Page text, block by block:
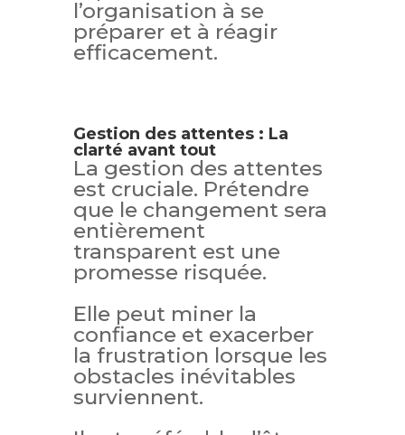
l’organisation à se
préparer et à réagir
efficacement.
Gestion des attentes : La
clarté avant tout
La gestion des attentes
est cruciale. Prétendre
que le changement sera
entièrement
transparent est une
promesse risquée.
Elle peut miner la
confiance et exacerber
la frustration lorsque les
obstacles inévitables
surviennent.